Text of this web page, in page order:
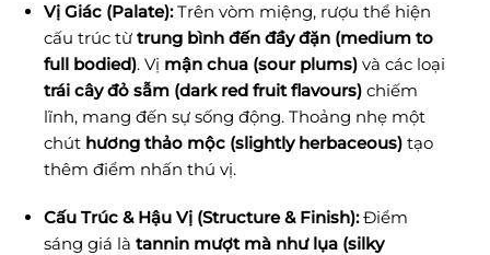
Vị Giác (Palate):Trên vòm miệng, rượu thể hiện
cấu trúc từ trung bình đến đầy đặn (medium to
full bodied). Vị mận chua (sour plums) và các loại
trái cây đỏ sẫm (dark red fruit flavours) chiếm
lĩnh, mang đến sự sống động. Thoảng nhẹ một
chút hương thảo mộc (slightly herbaceous) tạo
thêm điểm nhấn thú vị.
Cấu Trúc & Hậu Vị (Structure & Finish):Điểm
sáng giá là tannin mượt mà như lụa (silky